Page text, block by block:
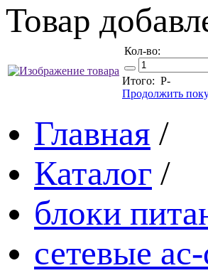
Товар
Кол-во:
Итого: Р-
Продолжить
Главная /
Каталог /
блоки
сетевые